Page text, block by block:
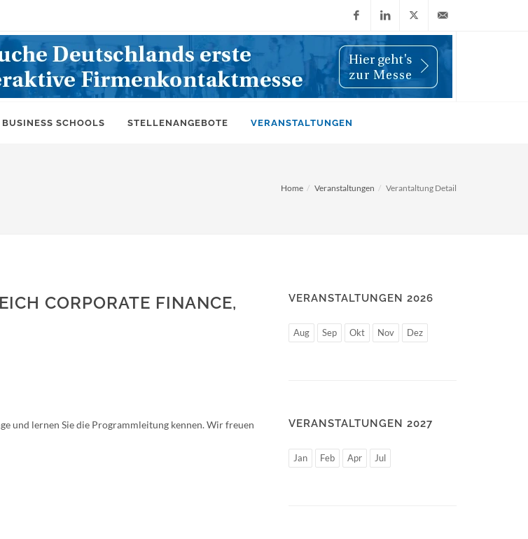
FacebookLinkedIn
X
(Twitter)
info@wiwi-
BUSINESS SCHOOLS STELLENANGEBOTE VERANSTALTUNGEN
Home Veranstaltungen Verantaltung Detail
CORPORATE FINANCE,
und lernen Sie die Programmleitung kennen. Wir freuen
VERANSTALTUNGEN 2026
Aug Sep Okt Nov Dez
VERANSTALTUNGEN 2027
Jan Feb Apr Jul